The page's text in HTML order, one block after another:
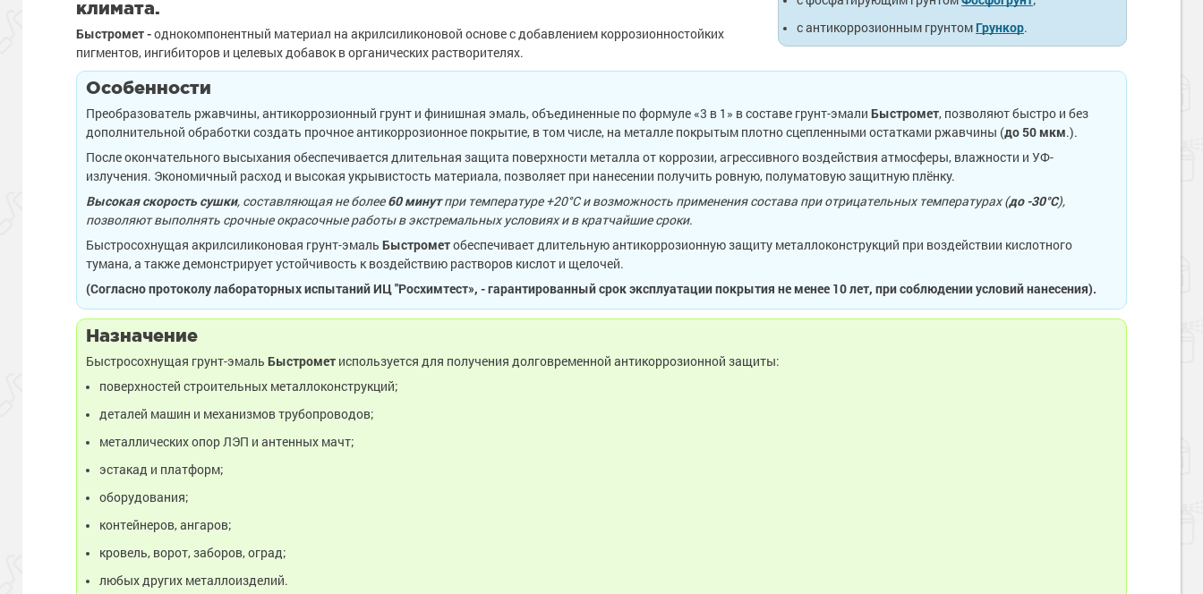
с антикоррозионным грунтом Грункор.
климата.
Быстромет -однокомпонентный материал на акрилсиликоновой основе с добавлением коррозионностойких
пигментов, ингибиторов и целевых добавок в органических растворителях.
Особенности
Преобразователь ржавчины, антикоррозионный грунт и финишная эмаль, объединенные по формуле «3 в 1» в составе грунт-эмали Быстромет, позволяют быстро и без
дополнительной обработки создать прочное антикоррозионное покрытие, в том числе, на металле покрытым плотно сцепленными остатками ржавчины (до 50 мкм.).
После окончательного высыхания обеспечивается длительная защита поверхности металла от коррозии, агрессивного воздействия атмосферы, влажности и УФ-
излучения. Экономичный расход и высокая укрывистость материала, позволяет при нанесении получить ровную, полуматовую защитную плёнку.
Высокая скорость сушки, составляющая не более60 минутпри температуре +20°С и возможность применения состава при отрицательных температурах (до -30°С),
позволяют выполнять срочные окрасочные работы в экстремальных условиях и в кратчайшие сроки.
Быстросохнущая акрилсиликоновая грунт-эмаль Быстрометобеспечивает длительную антикоррозионную защиту металлоконструкций при воздействии кислотного
тумана, а также демонстрирует устойчивость к воздействию растворов кислот и щелочей.
(Согласно протоколу лабораторных испытаний ИЦ "Росхимтест», - гарантированный срок эксплуатации покрытия не менее 10 лет, при соблюдении условий нанесения).
Назначение
Быстросохнущая грунт-эмаль Быстромет используется для получения долговременной антикоррозионной защиты:
поверхностей строительных металлоконструкций;
деталей машин и механизмов трубопроводов;
металлических опор ЛЭП и антенных мачт;
эстакад и платформ;
оборудования;
контейнеров, ангаров;
кровель, ворот, заборов, оград;
любых других металлоизделий.